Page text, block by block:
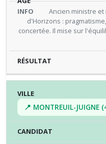
Ancien ministre
d'Horizons :
concertée. Il mise sur
📍 MONTREUIL-JUIGNE